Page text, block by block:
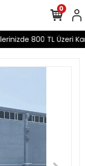
800 TL Üzeri
0